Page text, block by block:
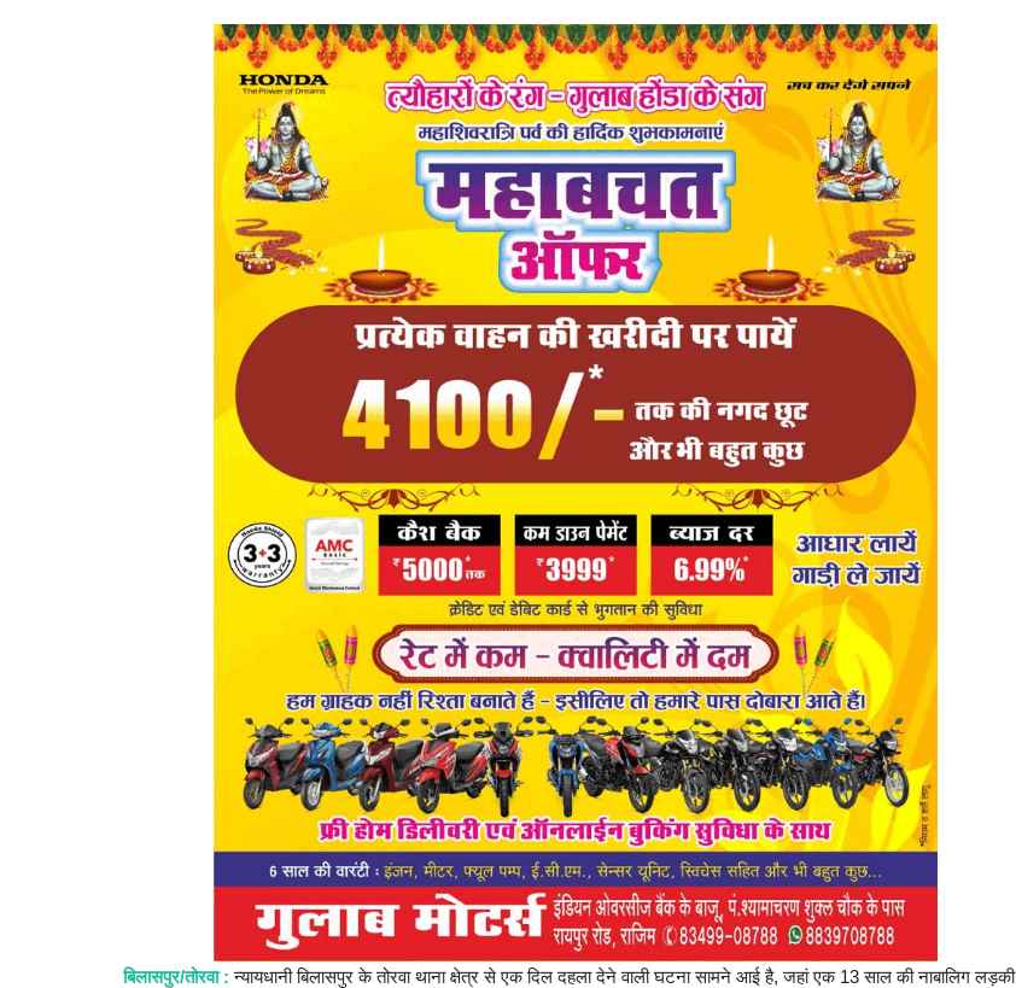
बिलासपुर/तोरवा : न्यायधानी बिलासपुर के तोरवा थाना क्षेत्र से एक दिल दहला देने वाली घटना सामने आई है, जहां एक 13 साल की नाबालिग लड़की